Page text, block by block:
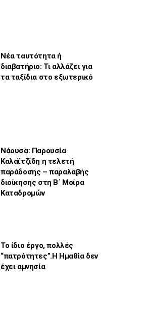
Νέα ταυτότητα ή
διαβατήριο: Τι αλλάζει για
τα ταξίδια στο εξωτερικό
Νάουσα: Παρουσία
Καλαϊτζίδη η τελετή
παράδοσης – παραλαβής
διοίκησης στη Β΄ Μοίρα
Καταδρομών
Το ίδιο έργο, πολλές
“πατρότητες”.Η Ημαθία δεν
έχει αμνησία